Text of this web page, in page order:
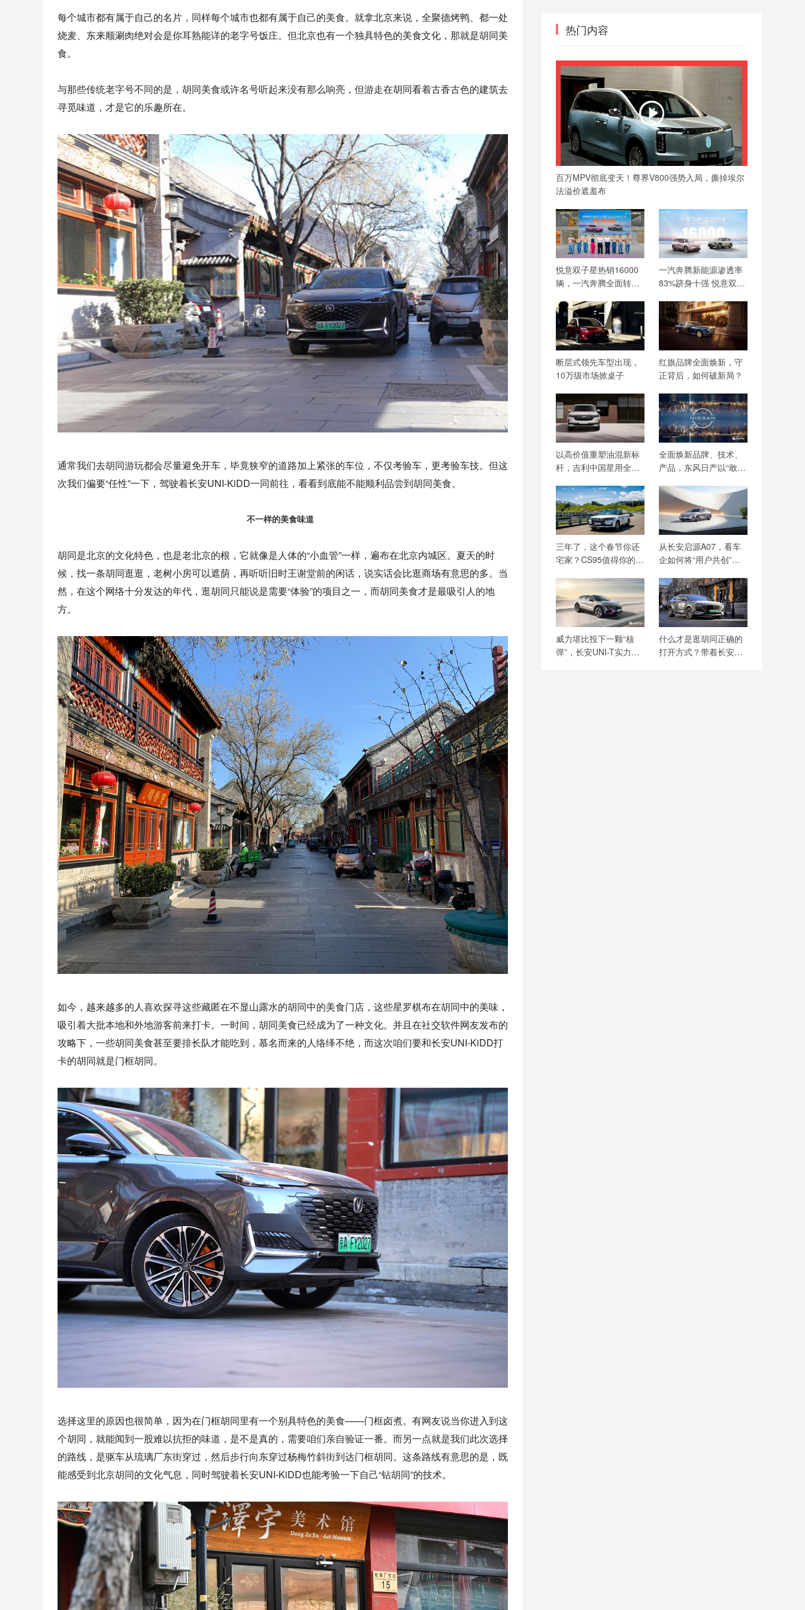
每个城市都有属于自己的名片，同样每个城市也都有属于自己的美食。就拿北京来说，全聚德烤鸭、都一处
烧麦、东来顺涮肉绝对会是你耳熟能详的老字号饭庄。但北京也有一个独具特色的美食文化，那就是胡同美
食。
与那些传统老字号不同的是，胡同美食或许名号听起来没有那么响亮，但游走在胡同看着古香古色的建筑去
寻觅味道，才是它的乐趣所在。
通常我们去胡同游玩都会尽量避免开车，毕竟狭窄的道路加上紧张的车位，不仅考验车，更考验车技。但这
次我们偏要“任性”一下，驾驶着长安UNI-KiDD一同前往，看看到底能不能顺利品尝到胡同美食。
不一样的美食味道
胡同是北京的文化特色，也是老北京的根，它就像是人体的“小血管”一样，遍布在北京内城区。夏天的时
候，找一条胡同逛逛，老树小房可以遮荫，再听听旧时王谢堂前的闲话，说实话会比逛商场有意思的多。当
然，在这个网络十分发达的年代，逛胡同只能说是需要“体验”的项目之一，而胡同美食才是最吸引人的地
方。
如今，越来越多的人喜欢探寻这些藏匿在不显山露水的胡同中的美食门店，这些星罗棋布在胡同中的美味，
吸引着大批本地和外地游客前来打卡。一时间，胡同美食已经成为了一种文化。并且在社交软件网友发布的
攻略下，一些胡同美食甚至要排长队才能吃到，慕名而来的人络绎不绝，而这次咱们要和长安UNI-KiDD打
卡的胡同就是门框胡同。
选择这里的原因也很简单，因为在门框胡同里有一个别具特色的美食——门框卤煮。有网友说当你进入到这
个胡同，就能闻到一股难以抗拒的味道，是不是真的，需要咱们亲自验证一番。而另一点就是我们此次选择
的路线，是驱车从琉璃厂东街穿过，然后步行向东穿过杨梅竹斜街到达门框胡同。这条路线有意思的是，既
能感受到北京胡同的文化气息，同时驾驶着长安UNI-KiDD也能考验一下自己“钻胡同”的技术。
热门内容
百万MPV彻底变天！尊界V800强势入局，撕掉埃尔
法溢价遮羞布
悦意双子星热销16000
辆，一汽奔腾全面转型
一汽奔腾新能源渗透率
83%跻身十强 悦意双子
断层式领先车型出现，
10万级市场掀桌子
红旗品牌全面焕新，守
正背后，如何破新局？
以高价值重塑油混新标
杆，吉利中国星用全面
全面焕新品牌、技术、
产品，东风日产以“敢
三年了，这个春节你还
宅家？CS95值得你的信
从长安启源A07，看车
企如何将“用户共创”玩
威力堪比投下一颗“核
弹”，长安UNI-T实力究
什么才是逛胡同正确的
打开方式？带着长安